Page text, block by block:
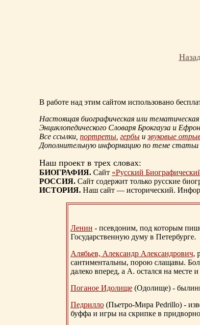
В работе над этим сайтом использовано
Настоящая биографическая или
Энциклопедического Словаря Брокгауза и
Все ссылки, портреты гербы и звуковые
Дополнительную информацию по теме
Наш проект в трех словах:
БИОГРАФИЯ. Сайт «Русский
РОССИЯ. Сайт содержит только русские
ИСТОРИЯ. Наш сайт — исторический.
Ленин - псевдоним, под которым
Государственную думу в Петербурге.
Алябьев, Александр Александрович,
сантиментальны, порою слащавы.
далеко вперед, а А. остался на месте и
Поганое Идолище(Одолище) -
Педрилло(Пьетро-Мира Pedrillo) -
буффа и игры на скрипке в